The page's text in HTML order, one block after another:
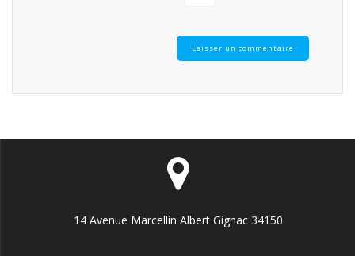
14 Avenue Marcellin Albert Gignac 34150